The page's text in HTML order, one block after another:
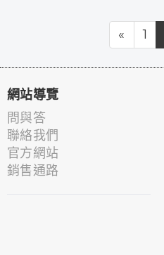
« 1
網站導覽
問與答
聯絡我們
官方網站
銷售通路